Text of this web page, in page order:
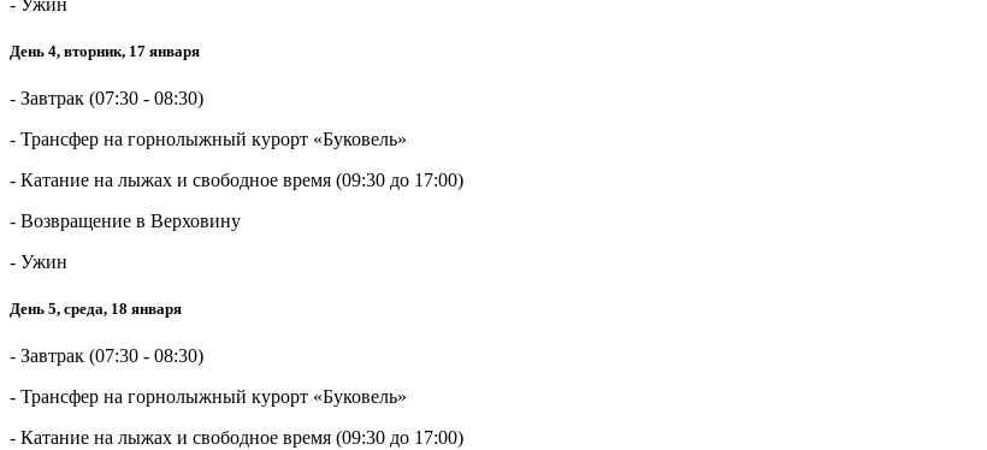
День 4, вторник, 17 января
- Завтрак (07:30 - 08:30)
- Трансфер на горнолыжный курорт «Буковель»
- Катание на лыжах и свободное время (09:30 до 17:00)
- Возвращение в Верховину
- Ужин
День 5, среда, 18 января
- Завтрак (07:30 - 08:30)
- Трансфер на горнолыжный курорт «Буковель»
- Катание на лыжах и свободное время (09:30 до 17:00)